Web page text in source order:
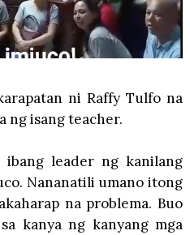
ni Raffy Tulfo na
ng isang teacher.
leader ng kanilang
Nananatili umano itong
na problema. Buo
kanya ng kanyang mga